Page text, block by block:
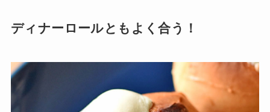
ディナーロールともよく合う！